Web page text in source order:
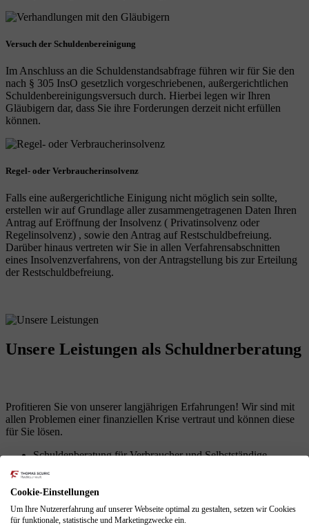
Versuch der Schuldenbereinigung
Im Anschluss an die Schuldenstandsabfrage führen wir für Sie den
nach § 305 InsO gesetzlich vorgeschriebenen, außergerichtlichen
Schuldenbereinigungsversuch durch. Hierbei legen wir Ihren
Gläubigern dar, dass Sie ihre Forderungen derzeit nicht erfüllen
können.
Regel- oder Verbraucherinsolvenz
Falls eine außergerichtliche Einigung nicht möglich sein sollte,
erstellen wir auf Grundlage aller zusammengetragenen Daten Ihren
Antrag auf Eröffnung der Insolvenz ( Privatinsolvenz oder
Regelinsolvenz) , sowie den Antrag auf Restschuldbefreiung.
Darüber hinaus vertreten wir Sie in allen Verfahrensabschnitten
eines Insolvenzverfahrens, von der Antragstellung bis zur Erteilung
der Restschuldbefreiung.
Unsere Leistungen als Schuldnerberatung
Profitieren Sie von unserer langjährigen Erfahrungen! Wir sind mit
allen Problemen einer finanziellen Krise vertraut und können diese
für Sie lösen.
Schuldenberatung für Verbraucher und Selbstständige
Erarbeitung von Lösungen zur Vermeidung des
Insolvenzverfahrens
Insolvenzantragsstellung und Begleitung durch das
Insolvenzverfahren
Cookie-Einstellungen
Um Ihre Nutzererfahrung auf unserer Webseite optimal zu gestalten, setzen wir Cookies
für funktionale, statistische und Marketingzwecke ein.